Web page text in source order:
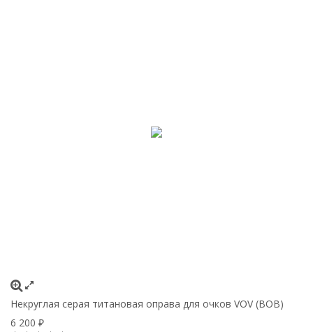
Некруглая серая титановая оправа для очков VOV (ВОВ)
6 200 ₽